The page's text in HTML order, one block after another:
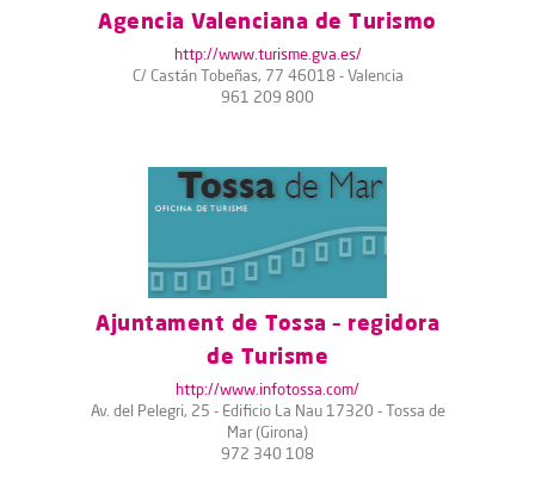
Agencia Valenciana de Turismo
http://www.turisme.gva.es/
C/ Castán Tobeñas, 77 46018 - Valencia
961 209 800
Ajuntament de Tossa – regidora
de Turisme
http://www.infotossa.com/
Av. del Pelegri, 25 - Edificio La Nau 17320 - Tossa de
Mar (Girona)
972 340 108